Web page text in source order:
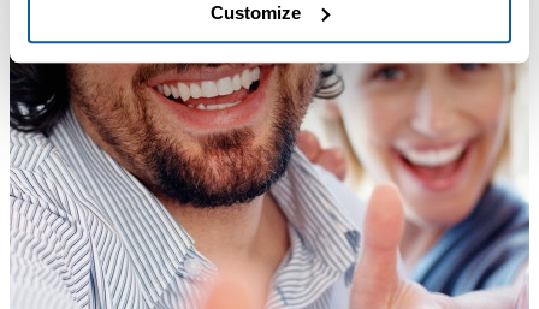
Customize